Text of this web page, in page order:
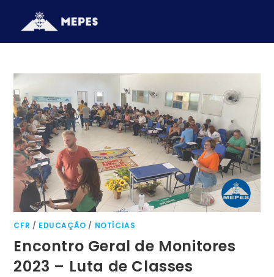
CFR / EDUCAÇÃO / NOTÍCIAS
Encontro Geral de Monitores
2023 – Luta de Classes